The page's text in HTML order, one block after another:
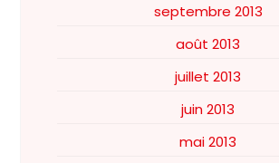
septembre 2013
août 2013
juillet 2013
juin 2013
mai 2013